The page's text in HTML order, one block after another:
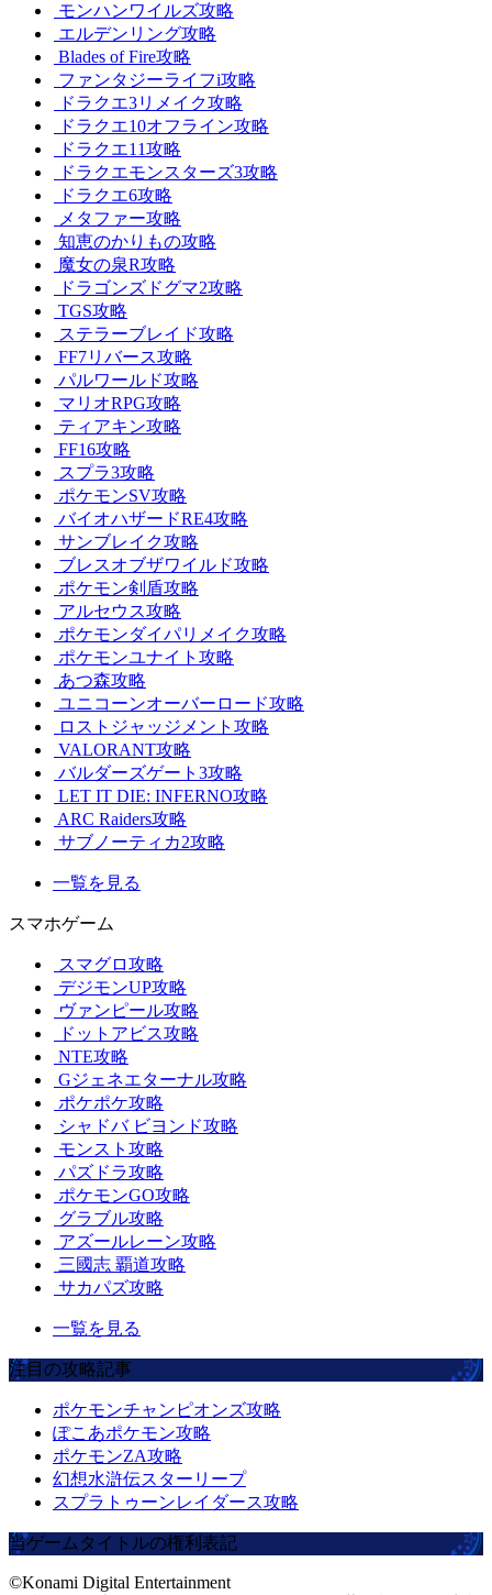
モンハンワイルズ攻略
エルデンリング攻略
Blades of Fire攻略
ファンタジーライフi攻略
ドラクエ3リメイク攻略
ドラクエ10オフライン攻略
ドラクエ11攻略
ドラクエモンスターズ3攻略
ドラクエ6攻略
メタファー攻略
知恵のかりもの攻略
魔女の泉R攻略
ドラゴンズドグマ2攻略
TGS攻略
ステラーブレイド攻略
FF7リバース攻略
パルワールド攻略
マリオRPG攻略
ティアキン攻略
FF16攻略
スプラ3攻略
ポケモンSV攻略
バイオハザードRE4攻略
サンブレイク攻略
ブレスオブザワイルド攻略
ポケモン剣盾攻略
アルセウス攻略
ポケモンダイパリメイク攻略
ポケモンユナイト攻略
あつ森攻略
ユニコーンオーバーロード攻略
ロストジャッジメント攻略
VALORANT攻略
バルダーズゲート3攻略
LET IT DIE: INFERNO攻略
ARC Raiders攻略
サブノーティカ2攻略
一覧を見る
スマホゲーム
スマグロ攻略
デジモンUP攻略
ヴァンピール攻略
ドットアビス攻略
NTE攻略
Gジェネエターナル攻略
ポケポケ攻略
シャドバ ビヨンド攻略
モンスト攻略
パズドラ攻略
ポケモンGO攻略
グラブル攻略
アズールレーン攻略
三國志 覇道攻略
サカパズ攻略
一覧を見る
注目の攻略記事
ポケモンチャンピオンズ攻略
ぽこあポケモン攻略
ポケモンZA攻略
幻想水滸伝スターリープ
スプラトゥーンレイダース攻略
当ゲームタイトルの権利表記
©Konami Digital Entertainment